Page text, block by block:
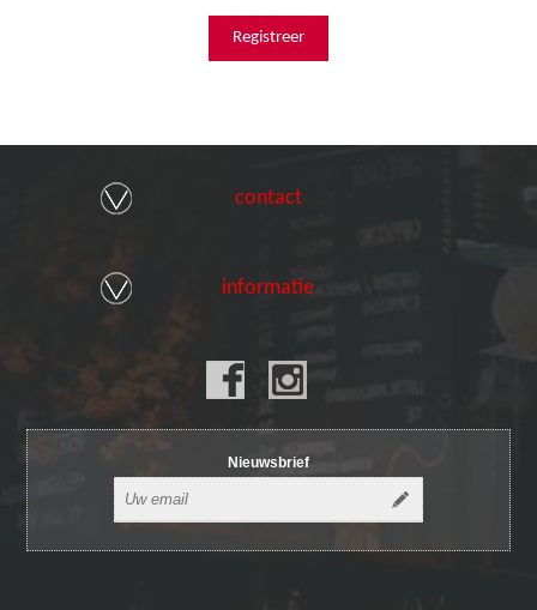
contact
informatie
Nieuwsbrief